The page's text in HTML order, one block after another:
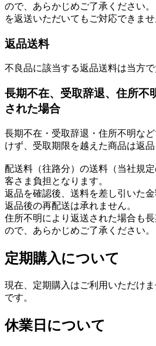
ので、あらかじめご了承ください
を返送いただいてもご対応できま
返品送料
不良品に該当する返品送料は当方で
長期不在、受取辞退、住所不
された場合
長期不在・受取辞退・住所不明な
けず、受取期限を越えた商品は返品
配送料（往路分）の送料（当社規
客さま負担となります。
返品を確認後、送料を差し引いた金
返品後の再配送は承れません。
住所不明により返送された場合も
ので、あらかじめご了承ください。
定期購入について
現在、定期購入はご利用いただけ
です。
休業日について